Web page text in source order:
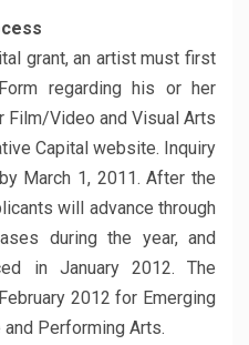
grant, an artist must first
regarding his or her
Film/Video and Visual Arts
Capital website. Inquiry
March 1, 2011. After the
will advance through
during the year, and
in January 2012. The
2012 for Emerging
Performing Arts.